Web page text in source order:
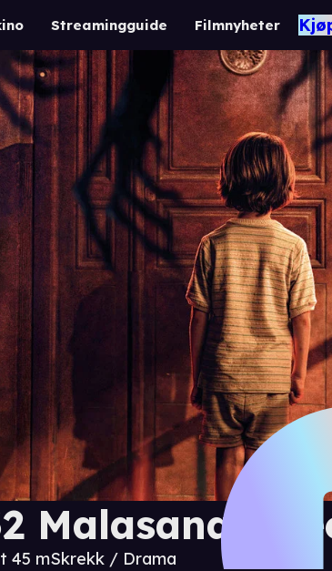
Streamingguide Filmnyheter
Malasana
45 mSkrekk / Drama